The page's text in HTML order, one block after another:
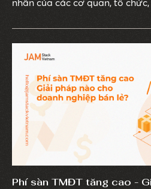
nhân của các cơ quan, tổ
Phí sàn TMĐT tăng cao -